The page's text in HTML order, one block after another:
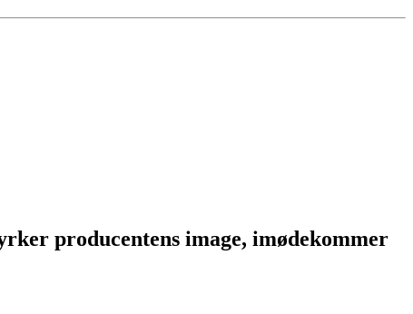
producentens image, imødekommer